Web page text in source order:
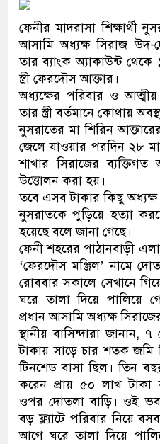
ফেনীর মাদরাসা শিক্ষার্থী
আসামি অধ্যক্ষ সিরাজ উদ-
তার ব্যাংক অ্যাকাউন্ট
স্ত্রী ফেরদৌস আক্তার।
অধ্যক্ষের পরিবার ও
তার স্ত্রী বর্তমানে কোথায়
নুসরাতের মা শিরিন
জেলে যাওয়ার পরদিন ২৮
শাখার সিরাজের
উত্তোলন করা হয়।
তবে এসব টাকার কিছু
নুসরাতকে পুড়িয়ে হত্যা
হয়েছে বলে জানা গেছে।
ফেনী শহরের পাঠানবাড়ী
‘ফেরদৌস মঞ্জিল’ নামে
রোববার সকালে সেখানে
ঘরে তালা দিয়ে পালিয়ে
প্রধান আসামি অধ্যক্ষ
স্থানীয় বাসিন্দারা
টাকায় সাড়ে চার শতক জমি
টিনশেড বাসা ছিল। তিন
করেন প্রায় ৫০ লাখ টাকা
ওপর দোতলা বাড়ি। ওই
বড় ফ্ল্যাটে পরিবার নিয়ে
আগে ঘরে তালা দিয়ে